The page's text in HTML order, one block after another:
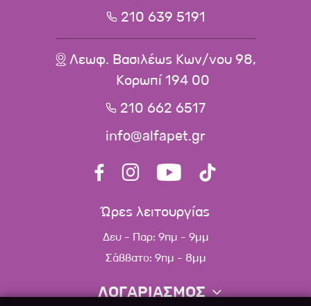
210 639 5191
Λεωφ. Βασιλέως Κων/νου 98,
Κορωπί 194 00
210 662 6517
info@alfapet.gr
Ώρες λειτουργίας
Δευ - Παρ: 9πμ - 9μμ
Σάββατο: 9πμ - 8μμ
ΛΟΓΑΡΙΑΣΜΟΣ